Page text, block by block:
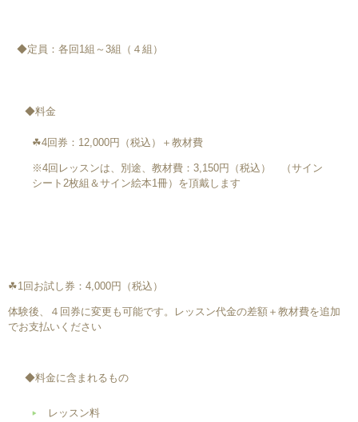
◆定員：各回1組～3組（４組）
◆料金
☘4回券：12,000円（税込）＋教材費
※4回レッスンは、別途、教材費：3,150円（税込） （サイン
シート2枚組＆サイン絵本1冊）を頂戴します
☘1回お試し券：4,000円（税込）
体験後、４回券に変更も可能です。レッスン代金の差額＋教材費を追加
でお支払いください
◆料金に含まれるもの
レッスン料